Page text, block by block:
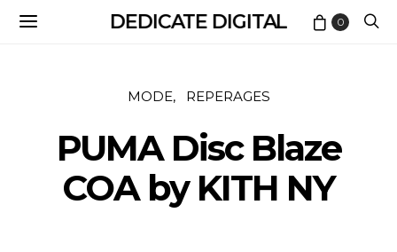
DEDICATE DIGITAL 0
MODE REPERAGES
PUMA Disc Blaze
COA by KITH NY